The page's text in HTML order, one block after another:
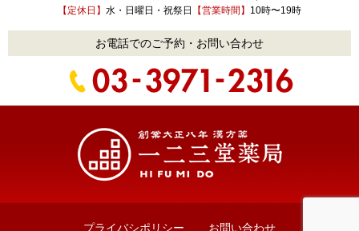
【定休日】 水・日曜日・祝祭日 【営業時間】 10時〜19時
お電話でのご予約・お問い合わせ
プライバシポリシー お問い合わせ